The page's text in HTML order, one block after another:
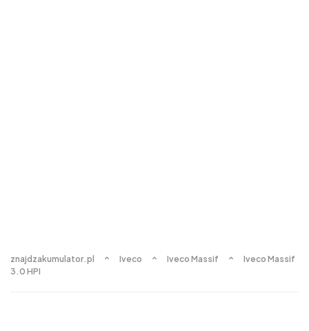
znajdzakumulator.pl Iveco Iveco Massif
Iveco Massif
3.0 HPI